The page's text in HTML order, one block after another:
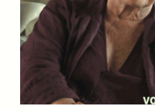
page
du
produit